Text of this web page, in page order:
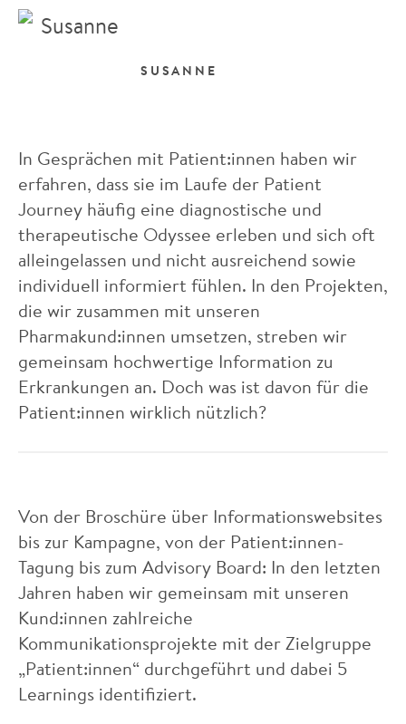
SUSANNE
In Gesprächen mit Patient:innen haben wir
erfahren, dass sie im Laufe der Patient
Journey häufig eine diagnostische und
therapeutische Odyssee erleben und sich oft
alleingelassen und nicht ausreichend sowie
individuell informiert fühlen. In den Projekten,
die wir zusammen mit unseren
Pharmakund:innen umsetzen, streben wir
gemeinsam hochwertige Information zu
Erkrankungen an. Doch was ist davon für die
Patient:innen wirklich nützlich?
Von der Broschüre über Informationswebsites
bis zur Kampagne, von der Patient:innen-
Tagung bis zum Advisory Board: In den letzten
Jahren haben wir gemeinsam mit unseren
Kund:innen zahlreiche
Kommunikationsprojekte mit der Zielgruppe
„Patient:innen“ durchgeführt und dabei 5
Learnings identifiziert.